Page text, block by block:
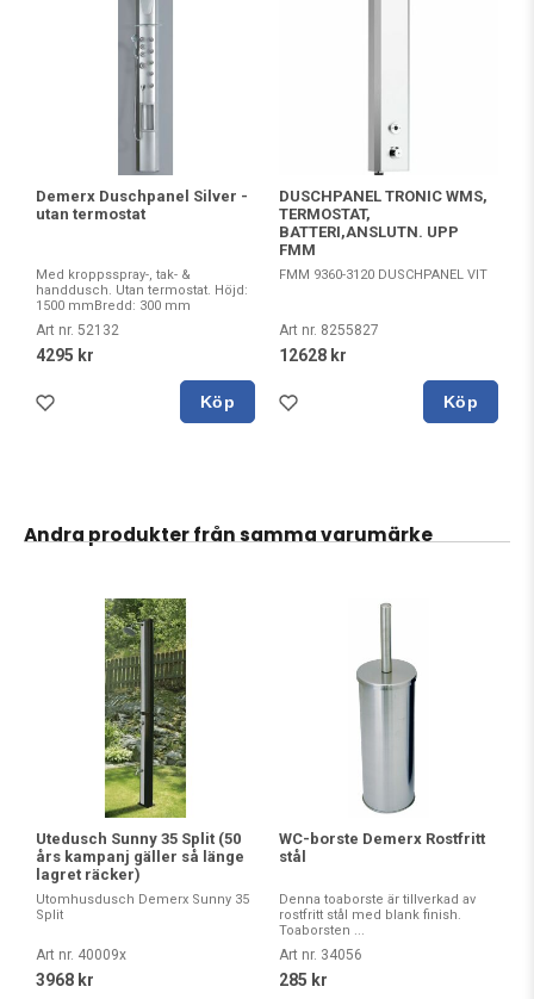
Demerx Duschpanel Silver -
utan termostat
Med kroppsspray-, tak- &
handdusch. Utan termostat. Höjd:
1500 mmBredd: 300 mm
Art nr. 52132
4295 kr
Köp
DUSCHPANEL TRONIC WMS,
TERMOSTAT,
BATTERI,ANSLUTN. UPP
FMM
FMM 9360-3120 DUSCHPANEL VIT
Art nr. 8255827
12628 kr
Köp
Andra produkter från samma varumärke
Utedusch Sunny 35 Split (50
års kampanj gäller så länge
lagret räcker)
Utomhusdusch Demerx Sunny 35
Split
Art nr. 40009x
3968 kr
WC-borste Demerx Rostfritt
stål
Denna toaborste är tillverkad av
rostfritt stål med blank finish.
Toaborsten ...
Art nr. 34056
285 kr